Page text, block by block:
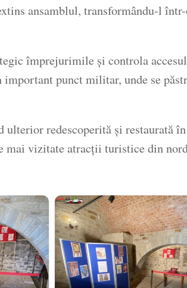
ansamblul, transformându-l
împrejurimile și controla
punct militar, unde se
redescoperită și restaurată
mai vizitate atracții turistice din